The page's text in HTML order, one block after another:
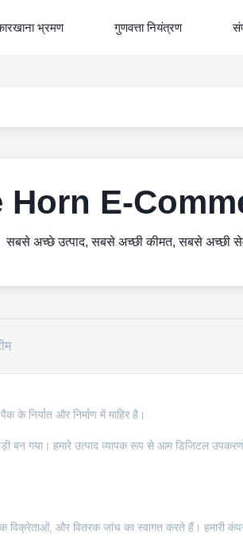
भ्रमण गुणवत्ता नियंत्रण
Horn E-
सबसे अच्छे उत्पाद, सबसे अच्छी कीमत, सबसे अच्छी
के निर्यात और निर्माण में माहिर है।
गया। हमारे उत्पाद व्यापक रूप से आम डिजिटल उपकरणों
विक्रेताओं, और वितरक जांच का स्वागत करते हैं। हमारी